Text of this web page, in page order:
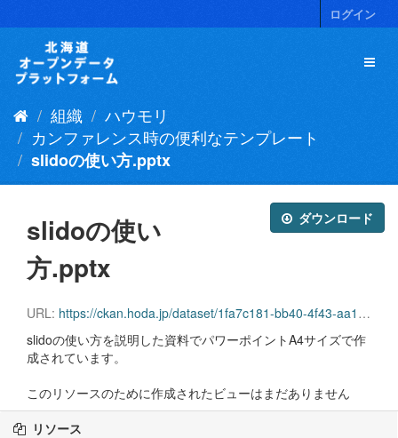
キ
ログイン
組織
ハウモリ
カンファレンス時の便利なテンプレート
slidoの使い方.pptx
ダウンロード
slidoの使い
方.pptx
URL: https://ckan.hoda.jp/dataset/1fa7c181-bb40-4f43-aa14-340e3049c329/resource/594d3fbe-d81c-438c-9330-b03c45e36a63/download/slido.pptx
slidoの使い方を説明した資料でパワーポイントA4サイズで作
成されています。
このリソースのために作成されたビューはまだありません
リソース